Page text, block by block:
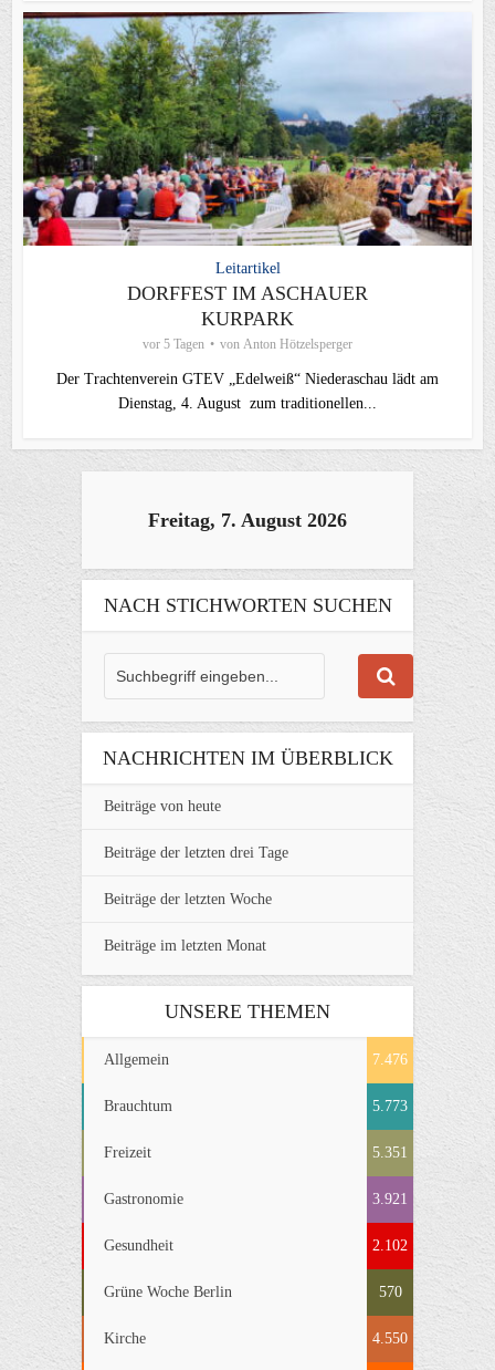
Leitartikel
DORFFEST IM ASCHAUER
KURPARK
vor 5 Tagen von Anton Hötzelsperger
Der Trachtenverein GTEV „Edelweiß“ Niederaschau lädt am
Dienstag, 4. August zum traditionellen...
Freitag, 7. August 2026
NACH STICHWORTEN SUCHEN
NACHRICHTEN IM ÜBERBLICK
Beiträge von heute
Beiträge der letzten drei Tage
Beiträge der letzten Woche
Beiträge im letzten Monat
UNSERE THEMEN
Allgemein 7.476
Brauchtum 5.773
Freizeit 5.351
Gastronomie 3.921
Gesundheit 2.102
Grüne Woche Berlin 570
Kirche 4.550